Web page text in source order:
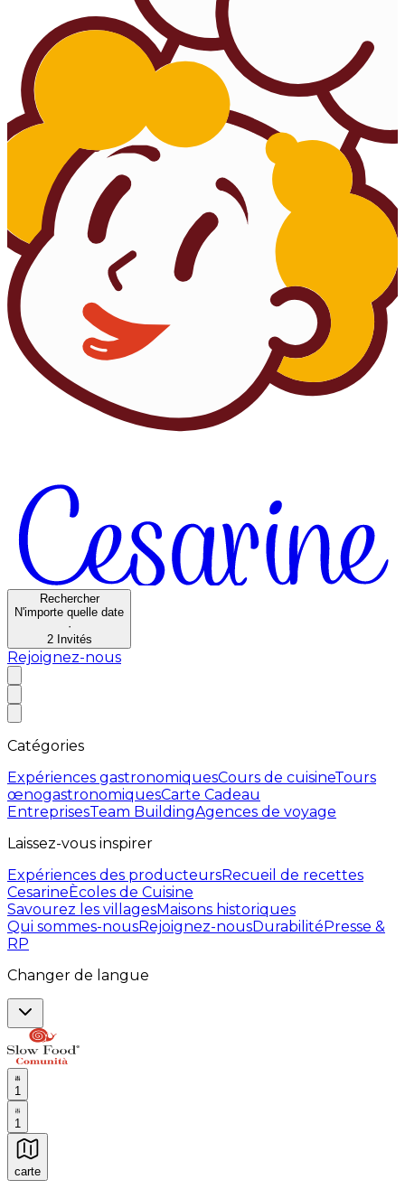
Rechercher
N'importe quelle date
·
2 Invités
Rejoignez-nous
Catégories
Expériences gastronomiquesCours de cuisineTours
œnogastronomiquesCarte Cadeau
EntreprisesTeam BuildingAgences de voyage
Laissez-vous inspirer
Expériences des producteursRecueil de recettes
CesarineÈcoles de Cuisine
Savourez les villagesMaisons historiques
Qui sommes-nousRejoignez-nousDurabilitéPresse &
RP
Changer de langue
1
1
carte